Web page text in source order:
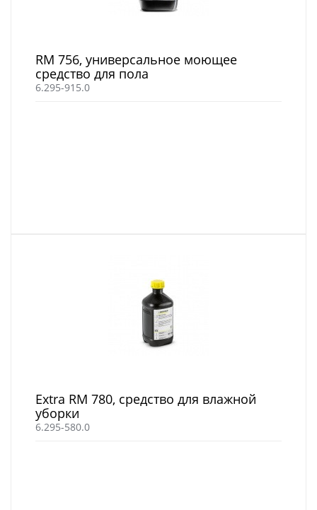
RM 756, универсальное моющее
средство для пола
6.295-915.0
Extra RM 780, средство для влажной
уборки
6.295-580.0